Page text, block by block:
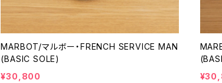
MARBOT/マルボー・FRENCH SERVICE MAN
(BASIC SOLE)
¥30,800